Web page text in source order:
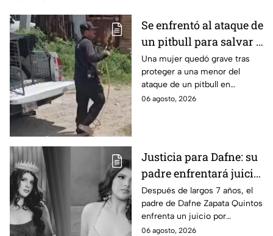
Se enfrentó al ataque de
un pitbull para salvar a
una menor; hoy lucha
por su vida en Zapopan
Una mujer quedó grave tras
proteger a una menor del
ataque de un pitbull en
Zapopan; la víctima sufrió
06 agosto, 2026
Justicia para Dafne: su
padre enfrentará juicio
por presunto abuso
cometido en 2019 en
Tamaulipas
Después de largos 7 años, el
padre de Dafne Zapata Quintos
enfrenta un juicio por
presuntamente abusar de la
06 agosto, 2026